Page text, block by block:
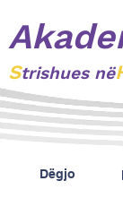
Strishues në
Dëgjo